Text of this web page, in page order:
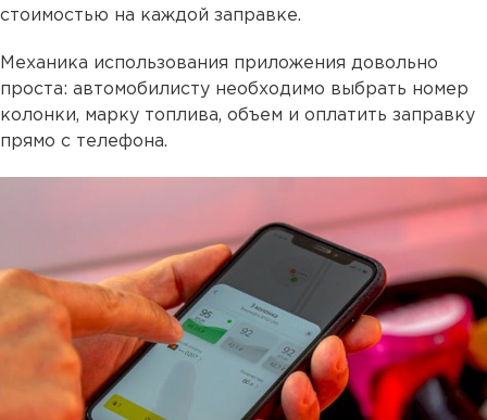
стоимостью на каждой заправке.
Механика использования приложения довольно
проста: автомобилисту необходимо выбрать номер
колонки, марку топлива, объем и оплатить заправку
прямо с телефона.